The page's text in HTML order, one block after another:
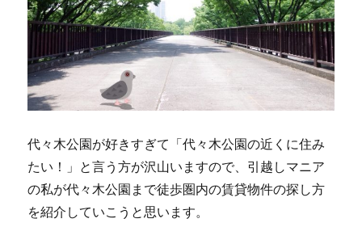
代々木公園が好きすぎて「代々木公園の近くに住み
たい！」と言う方が沢山いますので、引越しマニア
の私が代々木公園まで徒歩圏内の賃貸物件の探し方
を紹介していこうと思います。